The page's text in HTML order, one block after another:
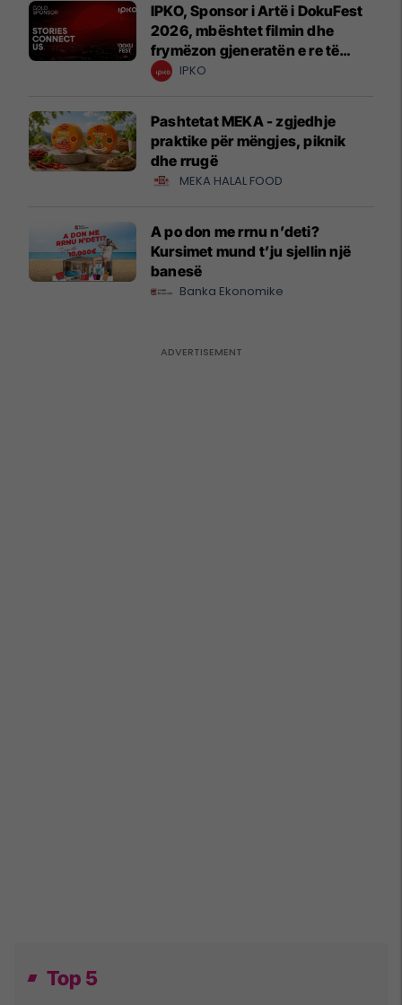
IPKO, Sponsor i Artë i DokuFest
2026, mbështet filmin dhe
frymëzon gjeneratën e re të
krijuesve
IPKO
Pashtetat MEKA - zgjedhje
praktike për mëngjes, piknik
dhe rrugë
MEKA HALAL FOOD
A po don me rrnu n’deti?
Kursimet mund t’ju sjellin një
banesë
Banka Ekonomike
Top 5